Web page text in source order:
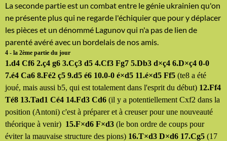
La seconde partie est un combat entre le génie ukrainien qu'on
ne présente plus qui ne regarde l'échiquier que pour y déplacer
les pièces et un dénommé Lagunov qui n'a pas de lien de
parenté avéré avec un bordelais de nos amis.
4 - la 2ème partie du jour
1.d4 Cf6 2.ç4 g6 3.Cç3 d5 4.Cf3 Fg7 5.Db3 d×ç4 6.D×ç4 0-0
7.é4 Ca6 8.Fé2 ç5 9.d5 é6 10.0-0 é×d5 11.é×d5 Ff5 (te8 a été
joué, mais aussi b5, qui est totalement dans l'esprit du début) 12.Ff4
Té8 13.Tad1 Cé4 14.Fd3 Cd6 (il y a potentiellement Cxf2 dans la
position (Antoni) c'est à préparer et à creuser pour une nouveauté
théorique à venir) 15.F×d6 F×d3 (le bon ordre de coups pour
éviter la mauvaise structure des pions) 16.T×d3 D×d6 17.Cg5 (17